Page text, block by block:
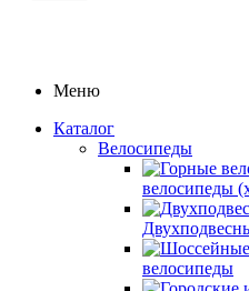
Меню
Каталог
Велосипеды
велосипеды
велосипеды